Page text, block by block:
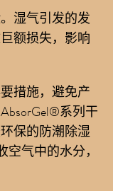
湿气引发的发
额损失，影响
措施，避免产
系列干
保的防潮除湿
气中的水分，